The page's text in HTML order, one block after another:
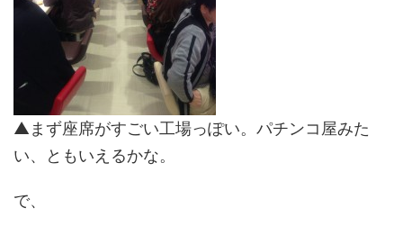
▲まず座席がすごい工場っぽい。パチンコ屋みた
い、ともいえるかな。
で、